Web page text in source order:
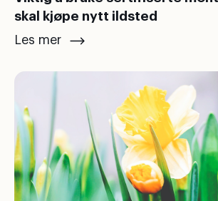
skal kjøpe nytt ildsted
Les mer